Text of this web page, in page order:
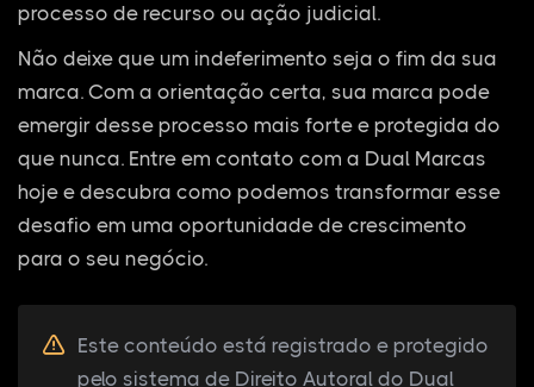
processo de recurso ou ação judicial.
Não deixe que um indeferimento seja o fim da sua
marca. Com a orientação certa, sua marca pode
emergir desse processo mais forte e protegida do
que nunca. Entre em contato com a Dual Marcas
hoje e descubra como podemos transformar esse
desafio em uma oportunidade de crescimento
para o seu negócio.
Este conteúdo está registrado e protegido
pelo sistema de Direito Autoral do Dual